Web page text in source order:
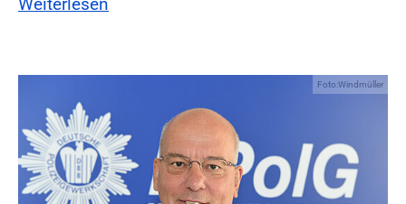
Weiterlesen
Foto:Windmüller